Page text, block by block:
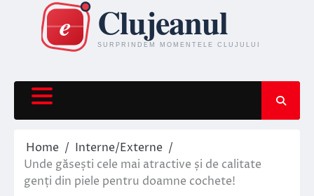
content
Home
Interne/Externe
Unde găsești cele mai atractive și de calitate
genți din piele pentru doamne cochete!